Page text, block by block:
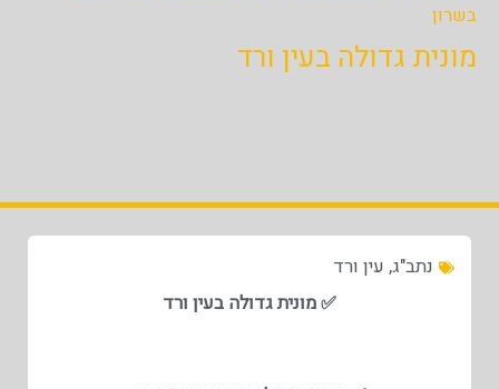
בשרון
מונית גדולה בעין ורד
נתב"ג, עין ורד
✅ מונית גדולה בעין ורד